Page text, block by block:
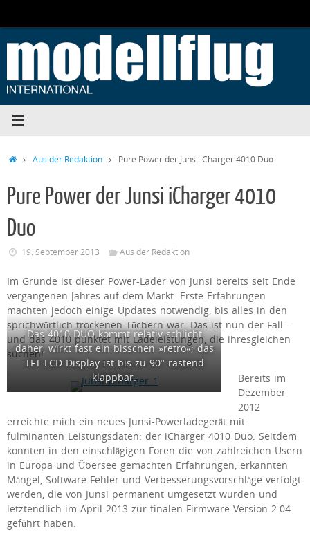
StartAus der Redaktion Pure Power der Junsi iCharger 4010 Duo
Pure Power der Junsi iCharger 4010
Duo
19. September 2013 Aus der Redaktion
Im Grunde ist dieser Power-Lader von Junsi bereits seit Ende
vergangenen Jahres auf dem Markt. Erste Erfahrungen
machten jedoch einige Updates notwendig, bis alles in den
sprichwörtlich trockenen Tüchern war. Das ist nun der Fall –
und das 4010 punktet mit Ladeleistungen, die ihresgleichen
suchen!
Das 4010 DUO kommt relativ schlicht
daher, wirkt fast ein bisschen »retro«; das
TFT-LCD-Display ist bis zu 90° rastend
klappbar.
Bereits im
Dezember
2012
erreichte mich ein neues Junsi-Powerladegerät mit
fulminanten Leistungsdaten: der iCharger 4010 Duo. Seitdem
konnten in den einschlägigen Foren die von zahlreichen Usern
in Europa und Übersee gemachten Erfahrungen, erkannten
Mängel, Software-Fehler und Verbesserungsvorschläge verfolgt
werden, die von Junsi permanent umgesetzt wurden und
letztendlich im April 2013 zur finalen Firmware-Version 2.04
geführt haben.